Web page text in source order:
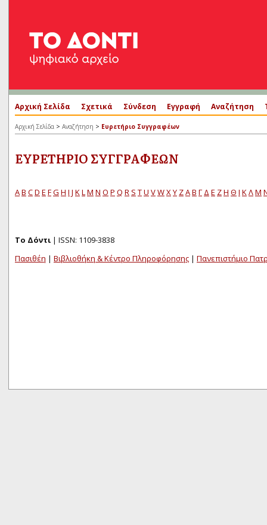
Αρχική Σελίδα Σχετικά Σύνδεση Εγγραφή Αναζήτηση
Αρχική Σελίδα > Αναζήτηση > Ευρετήριο Συγγραφέων
ΕΥΡΕΤΉΡΙΟ ΣΥΓΓΡΑΦΈΩΝ
AB CD E FG H I J KLM N O P Q R S TU VWXY ZΑΒ Γ Δ Ε ΖΗ Θ Ι ΚΛΜ
Το Δόντι | ISSN: 1109-3838
Πασιθέη | Βιβλιοθήκη & Κέντρο Πληροφόρησης | Πανεπιστήμιο